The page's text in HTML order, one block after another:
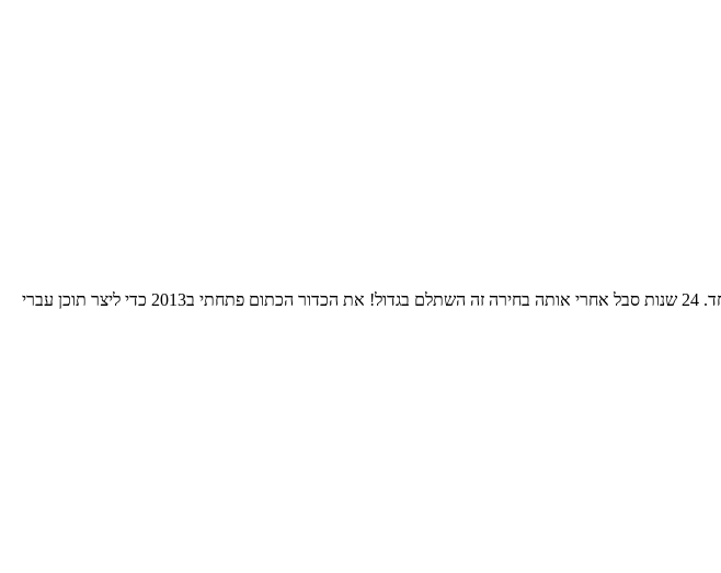
התחלתי את הרומן שלי עם הNBA אי שם בסוף שנות השמונים. בחרתי לאהוד את גולדן סטייט כי רציתי להיות מיוחד. 24 שנות סבל אחרי אותה בחירה זה השתלם בגדול! את הכדור הכתום פתחתי ב2013 כדי ליצר תוכן עברי